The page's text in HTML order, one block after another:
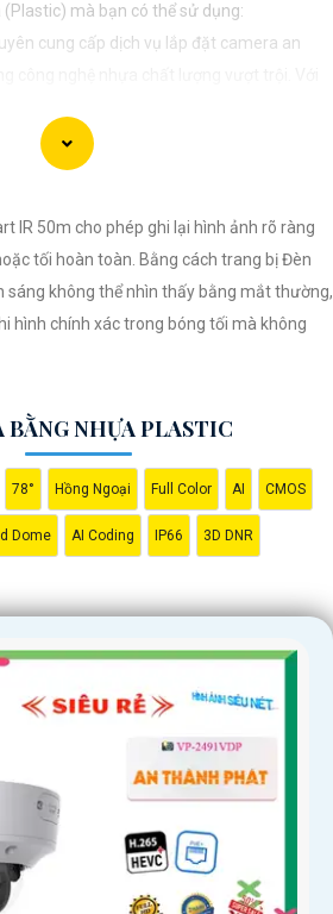
mà bạn có thể sử dụng:
cung cấp dịch vụ lắp đặt camera an
tâm về an ninh tại mọi không gian. Hệ
An Thành Phát Không chỉ mang lại hình
khách sẽ được tư vấn kỹ lưỡng và lựa
cho gia đình, cửa hàng hoặc doanh
tôi giúp bạn bảo vệ mọi khoảnh khắc
IR 50m cho phép ghi lại hình ảnh rõ ràng
tối hoàn toàn. Bằng cách trang bị Đèn
sáng không thể nhìn thấy bằng mắt thường,
hình chính xác trong bóng tối mà không
BẰNG NHỰA PLASTIC
78° Hồng Ngoại Full Color AI CMOS
Dome AI Coding IP66 3D DNR